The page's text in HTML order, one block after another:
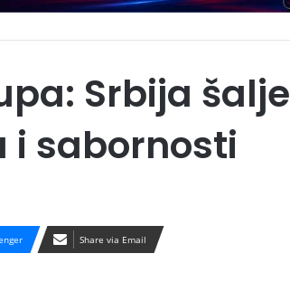
Srbija šalje
i sabornosti
Share via Email